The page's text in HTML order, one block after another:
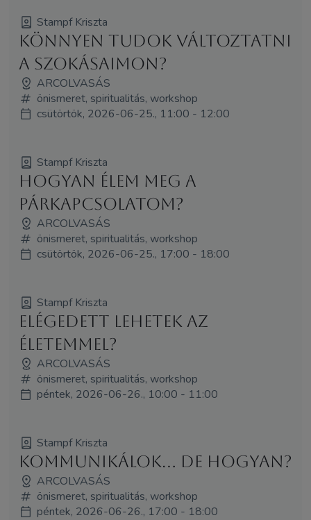
Stampf Kriszta
Könnyen tudok változtatni
a szokásaimon?
ARCOLVASÁS
önismeret, spiritualitás, workshop
csütörtök, 2026-06-25., 11:00 - 12:00
Stampf Kriszta
Hogyan élem meg a
párkapcsolatom?
ARCOLVASÁS
önismeret, spiritualitás, workshop
csütörtök, 2026-06-25., 17:00 - 18:00
Stampf Kriszta
Elégedett lehetek az
életemmel?
ARCOLVASÁS
önismeret, spiritualitás, workshop
péntek, 2026-06-26., 10:00 - 11:00
Stampf Kriszta
Kommunikálok... de hogyan?
ARCOLVASÁS
önismeret, spiritualitás, workshop
péntek, 2026-06-26., 17:00 - 18:00